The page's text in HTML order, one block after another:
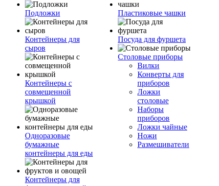
Подложки
Контейнеры для
сыров
Контейнеры с
совмещенной
крышкой
Одноразовые
бумажные
контейнеры для еды
Контейнеры для
Пластиковые чашки
Посуда для фуршета
Столовые приборы
Вилки
Конверты для
приборов
Ложки
столовые
Наборы
приборов
Ложки чайные
Ножи
Размешиватели